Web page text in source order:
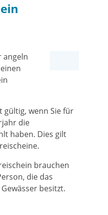
angeln
gültig, wenn Sie für
die
haben. Dies gilt
brauchen
die das
besitzt.